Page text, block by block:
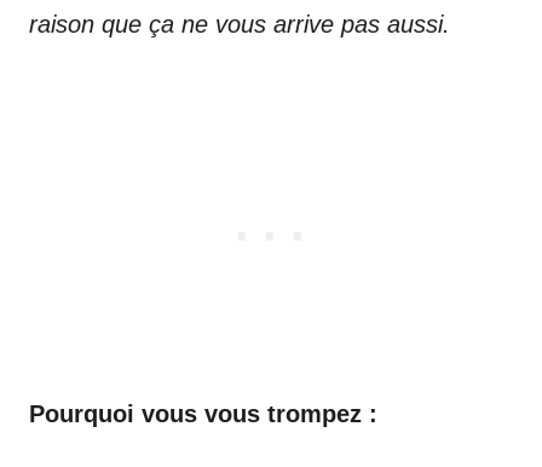
raison que ça ne vous arrive pas aussi.
Pourquoi vous vous trompez :